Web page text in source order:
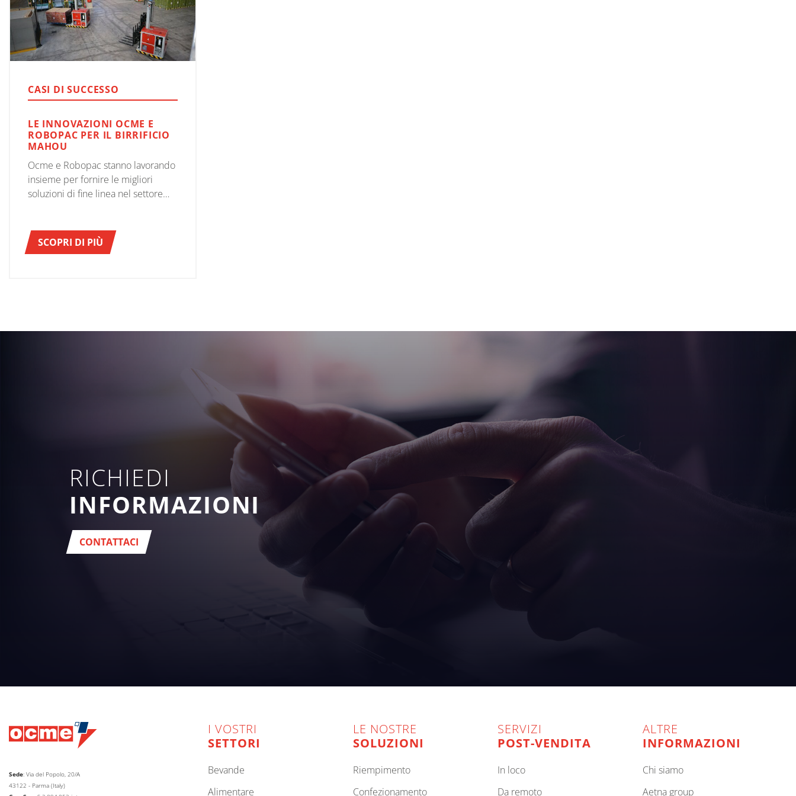
CASI DI SUCCESSO
LE INNOVAZIONI OCME E
ROBOPAC PER IL BIRRIFICIO
MAHOU
Ocme e Robopac stanno lavorando
insieme per fornire le migliori
soluzioni di fine linea nel settore
SCOPRI DI PIÙ
RICHIEDI
INFORMAZIONI
CONTATTACI
Sede: Via del Popolo, 20/A
43122 - Parma (Italy)
I VOSTRI
SETTORI
bevande
alimentare
LE NOSTRE
SOLUZIONI
riempimento
confezionamento
SERVIZI
POST-VENDITA
in loco
da remoto
ALTRE
INFORMAZIONI
chi siamo
aetna group